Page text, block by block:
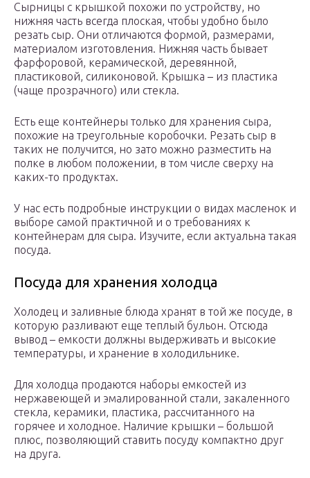
Сырницы с крышкой похожи по устройству, но
нижняя часть всегда плоская, чтобы удобно было
резать сыр. Они отличаются формой, размерами,
материалом изготовления. Нижняя часть бывает
фарфоровой, керамической, деревянной,
пластиковой, силиконовой. Крышка – из пластика
(чаще прозрачного) или стекла.
Есть еще контейнеры только для хранения сыра,
похожие на треугольные коробочки. Резать сыр в
таких не получится, но зато можно разместить на
полке в любом положении, в том числе сверху на
каких-то продуктах.
У нас есть подробные инструкции о видах масленок и
выборе самой практичной и о требованиях к
контейнерам для сыра. Изучите, если актуальна такая
посуда.
Посуда для хранения холодца
Холодец и заливные блюда хранят в той же посуде, в
которую разливают еще теплый бульон. Отсюда
вывод – емкости должны выдерживать и высокие
температуры, и хранение в холодильнике.
Для холодца продаются наборы емкостей из
нержавеющей и эмалированной стали, закаленного
стекла, керамики, пластика, рассчитанного на
горячее и холодное. Наличие крышки – большой
плюс, позволяющий ставить посуду компактно друг
на друга.